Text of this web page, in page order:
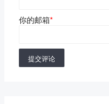
你的邮箱*
提交评论